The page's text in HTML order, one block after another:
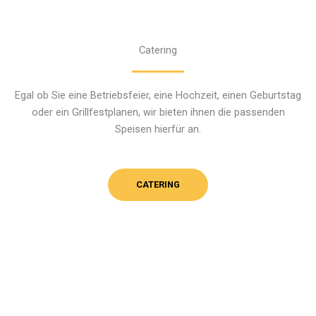
Catering
Egal ob Sie eine Betriebsfeier, eine Hochzeit, einen Geburtstag
oder ein Grillfestplanen, wir bieten ihnen die passenden
Speisen hierfür an.
CATERING